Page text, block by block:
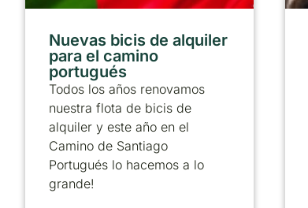
Nuevas bicis de alquiler
para el camino
portugués
Todos los años renovamos
nuestra flota de bicis de
alquiler y este año en el
Camino de Santiago
Portugués lo hacemos a lo
grande!